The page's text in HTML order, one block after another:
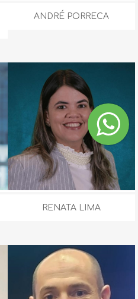
ANDRÉ PORRECA
RENATA LIMA